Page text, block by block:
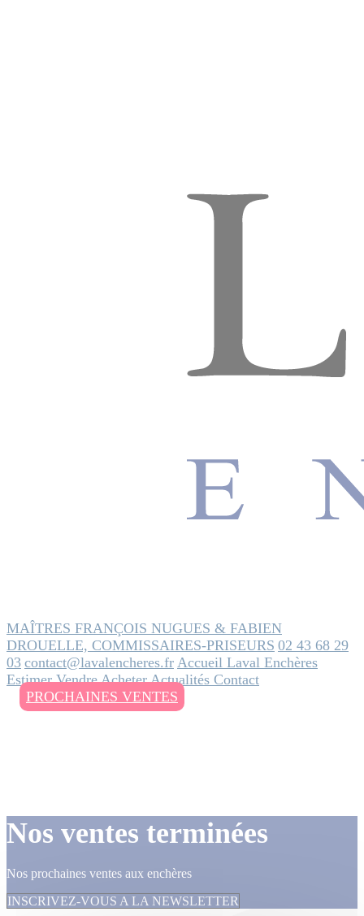
MAÎTRES FRANÇOIS NUGUES & FABIEN
DROUELLE, COMMISSAIRES-PRISEURS 02 43 68 29
03 contact@lavalencheres.fr Accueil Laval Enchères
EstimerVendreAcheterActualités Contact
PROCHAINES VENTES
Nos ventes terminées
Nos prochaines ventes aux enchères
INSCRIVEZ-VOUS A LA NEWSLETTER